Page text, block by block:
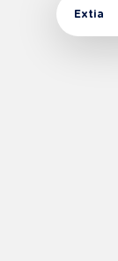
Extia